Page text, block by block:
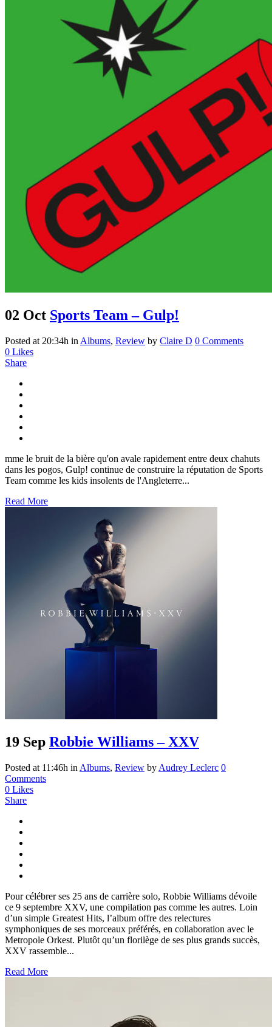
02 Oct Sports Team – Gulp!
Posted at 20:34h in Albums, Review by Claire D 0 Comments
0 Likes
Share
mme le bruit de la bière qu'on avale rapidement entre deux chahuts
dans les pogos, Gulp! continue de construire la réputation de Sports
Team comme les kids insolents de l'Angleterre...
Read More
19 Sep Robbie Williams – XXV
Posted at 11:46h in Albums, Review by Audrey Leclerc 0
Comments
0 Likes
Share
Pour célébrer ses 25 ans de carrière solo, Robbie Williams dévoile
ce 9 septembre XXV, une compilation pas comme les autres. Loin
d’un simple Greatest Hits, l’album offre des relectures
symphoniques de ses morceaux préférés, en collaboration avec le
Metropole Orkest. Plutôt qu’un florilège de ses plus grands succès,
XXV rassemble...
Read More